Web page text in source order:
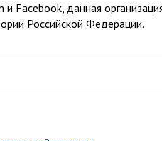
Facebook, данная
Российской Федерации.